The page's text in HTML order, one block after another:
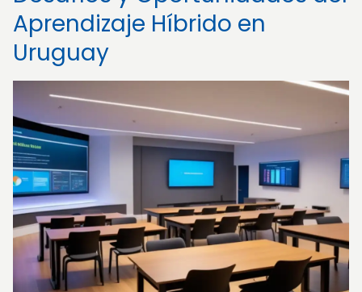
Aprendizaje Híbrido en
Uruguay